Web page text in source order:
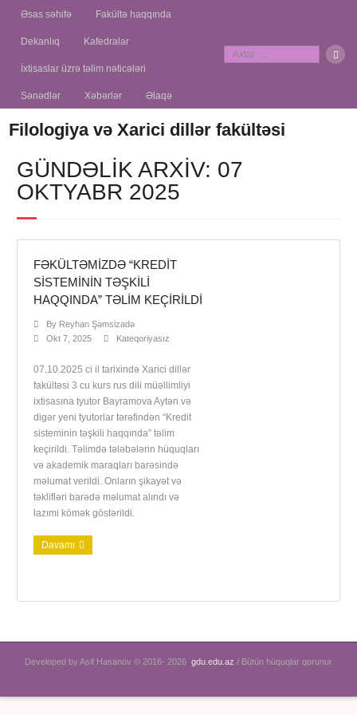
Əsas səhifə Fakültə haqqında
Dekanlıq Kafedralar
İxtisaslar üzrə təlim nəticələri
Sənədlər Xəbərlər Əlaqə
Filologiya və Xarici dillər fakültəsi
GÜNDƏLIK ARXIV: 07
OKTYABR 2025
FƏKÜLTƏMIZDƏ “KREDIT
SISTEMININ TƏŞKILI
HAQQINDA” TƏLIM KEÇIRILDI
By Reyhan Şəmsizadə
Okt 7, 2025
Kateqoriyasız
07.10.2025 ci il tarixində Xarici dillər
fakültəsi 3 cu kurs rus dili müəllimliyi
ixtisasına tyutor Bayramova Aytən və
digər yeni tyutorlar tərəfindən “Kredit
sisteminin təşkili haqqında” təlim
keçirildi. Təlimdə tələbələrin hüquqları
və akademik maraqları barəsində
məlumat verildi. Onların şikayət və
təklifləri barədə məlumat alındı və
lazımi kömək göstərildi.
Davamı
Developed by Asif Hasanov © 2016- 2026 gdu.edu.az / Bütün hüquqlar qorunur